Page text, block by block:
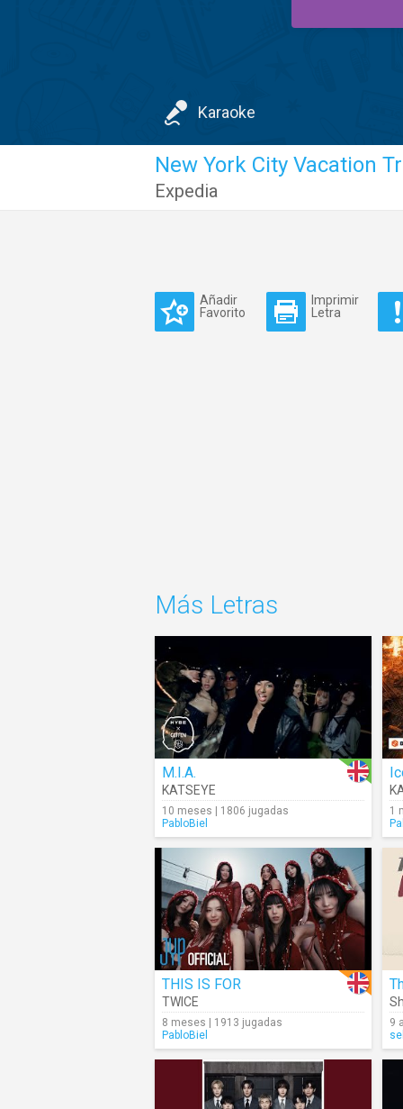
Karaoke
New York City Vacation
Expedia
Añadir
Favorito
Imprimir
Letra
Más Letras
M.I.A.
KATSEYE
10 meses | 1806 jugadas
PabloBiel
1
THIS IS FOR
TWICE
8 meses | 1913 jugadas
PabloBiel
9